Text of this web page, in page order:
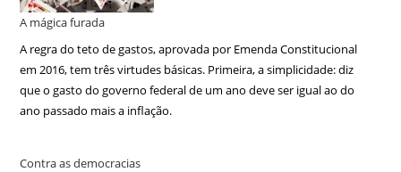
A mágica furada
A regra do teto de gastos, aprovada por Emenda Constitucional
em 2016, tem três virtudes básicas. Primeira, a simplicidade: diz
que o gasto do governo federal de um ano deve ser igual ao do
ano passado mais a inflação.
Contra as democracias